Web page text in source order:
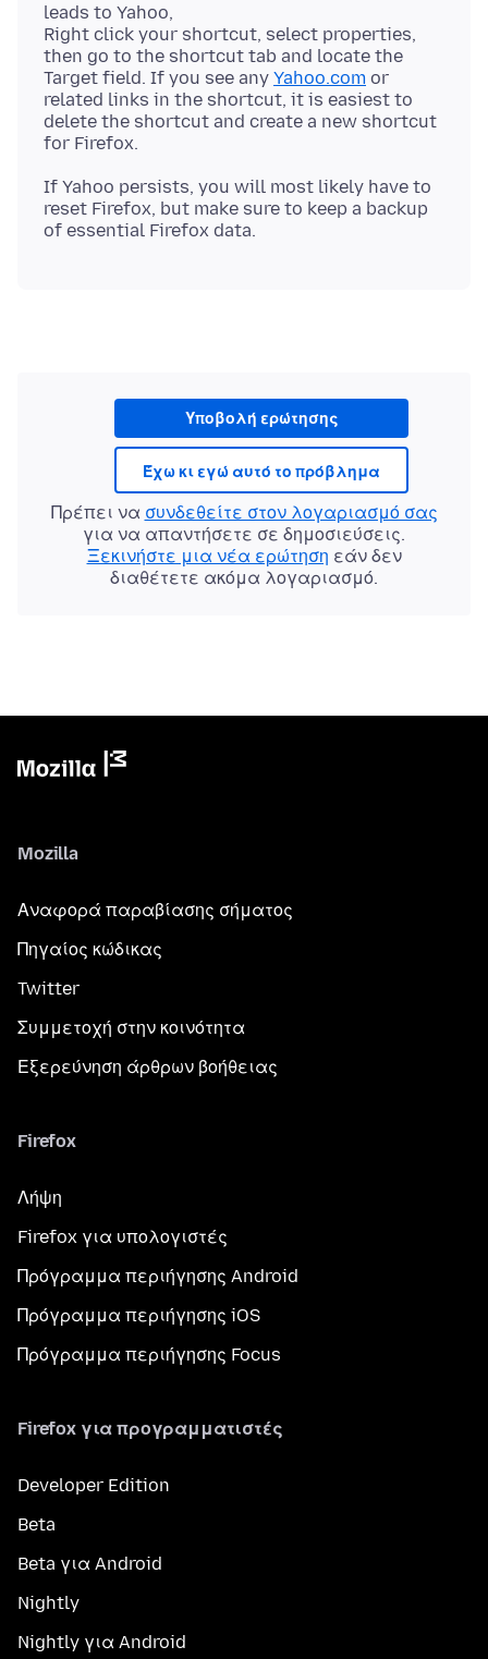
leads to Yahoo,
Right click your shortcut, select properties,
then go to the shortcut tab and locate the
Target field. If you see any Yahoo.com or
related links in the shortcut, it is easiest to
delete the shortcut and create a new shortcut
If Yahoo persists, you will most likely have to
reset Firefox, but make sure to keep a backup
Υποβολή ερώτησης
Έχω κι εγώ αυτό το πρόβλημα
Πρέπει να συνδεθείτε στον λογαριασμό σας
για να απαντήσετε σε δημοσιεύσεις.
Ξεκινήστε μια νέα ερώτηση εάν δεν
διαθέτετε ακόμα λογαριασμό.
Mozilla
Αναφορά παραβίασης σήματος
Πηγαίος κώδικας
Twitter
Συμμετοχή στην κοινότητα
Εξερεύνηση άρθρων βοήθειας
Firefox
Λήψη
Firefox για υπολογιστές
Πρόγραμμα περιήγησης Android
Πρόγραμμα περιήγησης iOS
Πρόγραμμα περιήγησης Focus
Firefox για προγραμματιστές
Developer Edition
Beta
Beta για Android
Nightly
Nightly για Android